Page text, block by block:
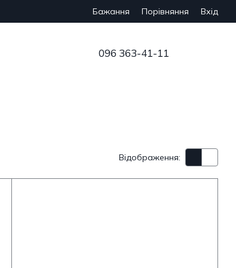
Бажання Порівняння Вхід
096 363-41-11
Відображення: